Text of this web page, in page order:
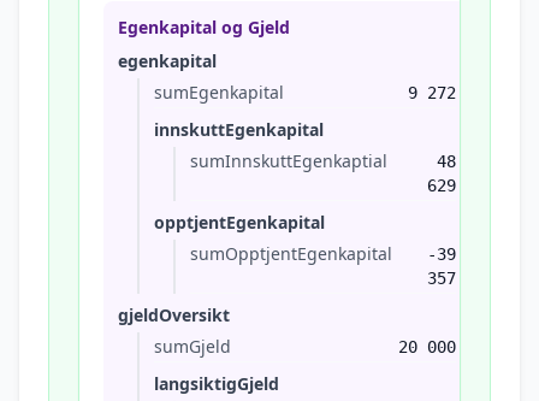
Egenkapital og Gjeld
egenkapital
sumEgenkapital
9 272
innskuttEgenkapital
sumInnskuttEgenkaptial
48
629
opptjentEgenkapital
sumOpptjentEgenkapital
-39
357
gjeldOversikt
sumGjeld
20 000
langsiktigGjeld